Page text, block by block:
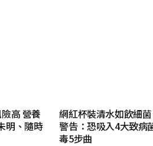
高 營養
明、隨時
網紅杯裝清水如飲細
警告：恐吸入4大致病
毒5步曲